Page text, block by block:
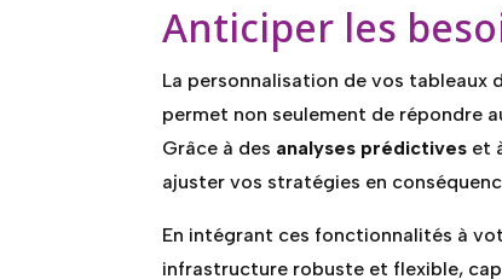
Anticiper les
La personnalisation de vos
permet non seulement de répondre
Grâce à des analyses prédictives et
ajuster vos stratégies en
En intégrant ces fonctionnalités à
infrastructure robuste et flexible,